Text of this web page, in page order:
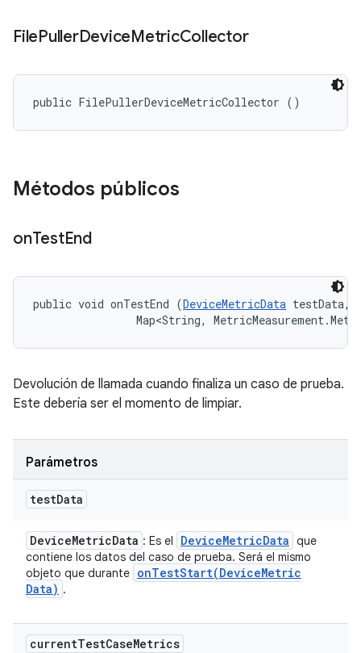
FilePullerDeviceMetricCollector
public FilePullerDeviceMetricCollector ()
Métodos públicos
onTestEnd
public void onTestEnd (DeviceMetricData testData,
Map<String,
Devolución de llamada cuando finaliza un caso de prueba.
Este debería ser el momento de limpiar.
Parámetros
testData
DeviceMetricData : Es el DeviceMetricData que
contiene los datos del caso de prueba. Será el mismo
objeto que durante onTestStart(DeviceMetric
Data) .
currentTestCaseMetrics